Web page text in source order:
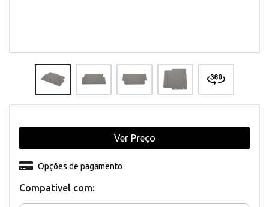
Compativel com:
Opções de pagamento
Ver Preço